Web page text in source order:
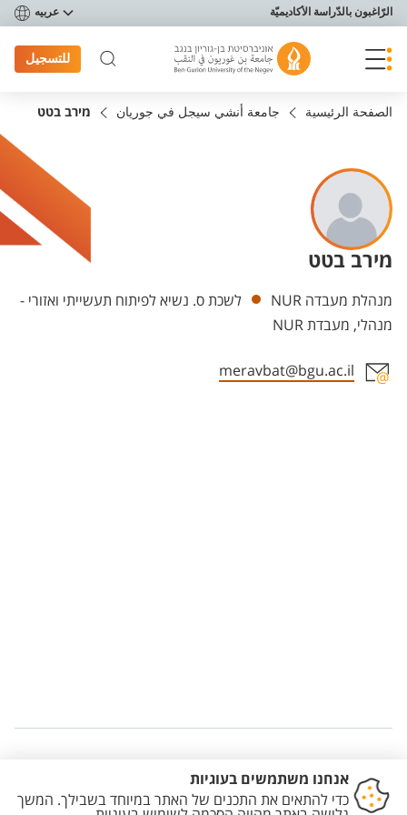
תפריט נגישות
الرّاغبون بالدّراسة الأكاديميّة عربيه
للتسجيل
الصفحة الرئيسية جامعة أنشي سيجل في جوريان מירב בטט
מירב בטט
Departments
מנהלת מעבדה NUR
לשכת ס. נשיא לפיתוח תעשייתי ואזורי -
מנהלי, מעבדת NUR
meravbat@bgu.ac.il